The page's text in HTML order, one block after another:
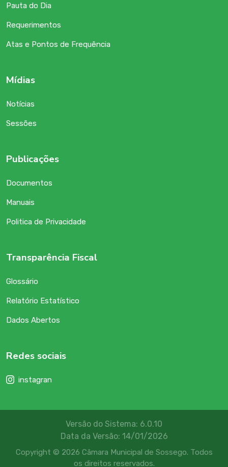
Pauta do Dia
Requerimentos
Atas e Pontos de Frequência
Mídias
Notícias
Sessões
Publicações
Documentos
Manuais
Politica de Privacidade
Transparência Fiscal
Glossário
Relatório Estatístico
Dados Abertos
Redes sociais
instagran
Versão do Sistema: 6.0.10
Data da Versão: 14/01/2026
Copyright © 2026 Câmara Municipal de Sossego. Todos
os direitos reservados.